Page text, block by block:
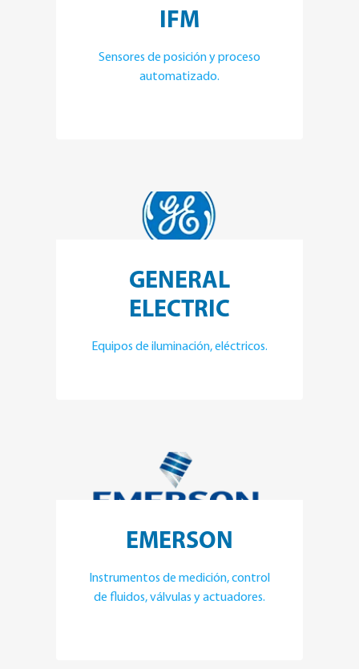
IFM
Sensores de posición y proceso
automatizado.
GENERAL
ELECTRIC
Equipos de iluminación, eléctricos.
EMERSON
Instrumentos de medición, control
de fluidos, válvulas y actuadores.